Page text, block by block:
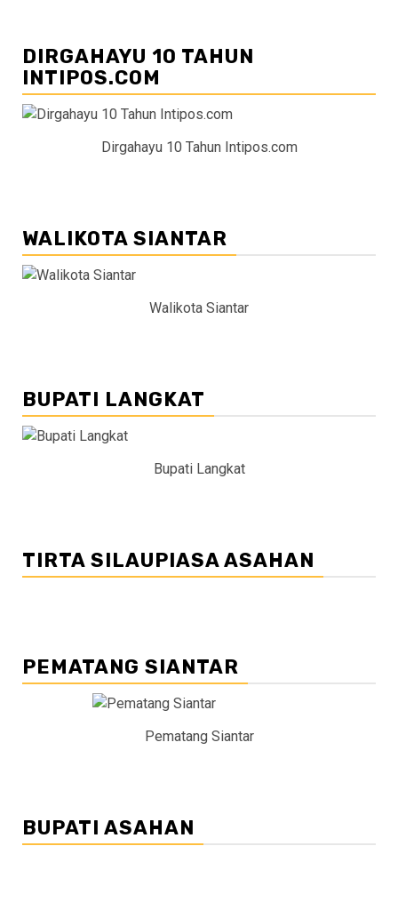
DIRGAHAYU 10 TAHUN
INTIPOS.COM
Dirgahayu 10 Tahun Intipos.com
WALIKOTA SIANTAR
Walikota Siantar
BUPATI LANGKAT
Bupati Langkat
TIRTA SILAUPIASA ASAHAN
PEMATANG SIANTAR
Pematang Siantar
BUPATI ASAHAN